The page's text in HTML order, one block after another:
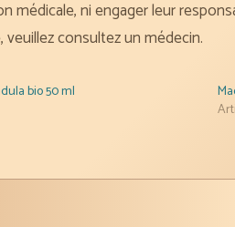
médicale, ni engager leur
consultez un médecin.
bio 50 ml